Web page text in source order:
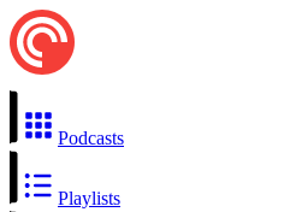
Podcasts
Playlists